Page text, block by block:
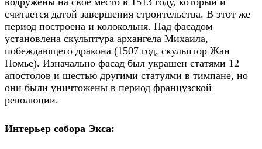
считается датой завершения строительства. В этот же
период построена и колокольня. Над фасадом
установлена скульптура архангела Михаила,
побеждающего дракона (1507 год, скульптор Жан
Помье). Изначально фасад был украшен статями 12
апостолов и шестью другими статуями в тимпане, но
они были уничтожены в период французской
революции.
Интерьер собора Экса: